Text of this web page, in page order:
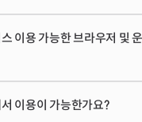
시작하기 in JavaScript(바
버뷰
토픽을 들으시면 프로
있는지, 어떻게 하면 나도
릭하여 이동하실 수 있어요(
있고 쿠폰을 등록할 경우]
그인 후 코드잇 사이트 내 우
구조는 다음과 같이 이루어져
강의, 노트, 퀴즈, 과제를 나
이용 가능한 브라우저 및
라우저]
이용이 가능한가요?